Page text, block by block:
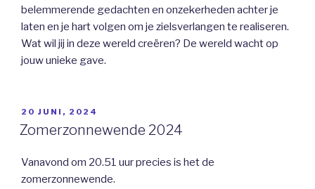
belemmerende gedachten en onzekerheden achter je
laten en je hart volgen om je zielsverlangen te realiseren.
Wat wil jij in deze wereld creëren? De wereld wacht op
jouw unieke gave.
GEPLAATST
OP
20 JUNI, 2024
Zomerzonnewende 2024
Vanavond om 20.51 uur precies is het de
zomerzonnewende.